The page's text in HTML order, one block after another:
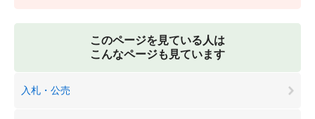
このページを見ている人は
こんなページも見ています
入札・公売